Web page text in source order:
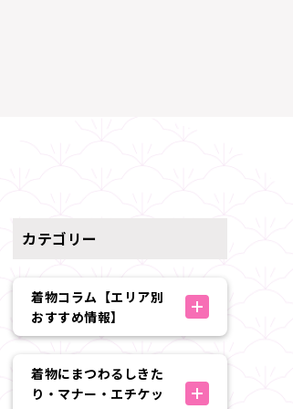
カテゴリー
着物コラム【エリア別
おすすめ情報】
着物にまつわるしきた
り・マナー・エチケッ